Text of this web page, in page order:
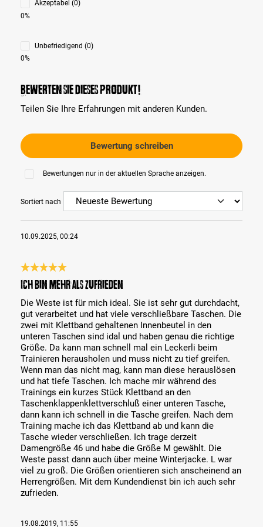
Akzeptabel (0)
0%
Unbefriedigend (0)
0%
Bewerten Sie dieses Produkt!
Teilen Sie Ihre Erfahrungen mit anderen Kunden.
Bewertung schreiben
Bewertungen nur in der aktuellen Sprache anzeigen.
Sortiert nach
10.09.2025, 00:24
Bewertung mit 5 von 5 Sternen
Ich bin mehr als zufrieden
Die Weste ist für mich ideal. Sie ist sehr gut durchdacht,
gut verarbeitet und hat viele verschließbare Taschen. Die
zwei mit Klettband gehaltenen Innenbeutel in den
unteren Taschen sind idal und haben genau die richtige
Größe. Da kann man schnell mal ein Leckerli beim
Trainieren herausholen und muss nicht zu tief greifen.
Wenn man das nicht mag, kann man diese herauslösen
und hat tiefe Taschen. Ich mache mir während des
Trainings ein kurzes Stück Klettband an den
Taschenklappenklettverschluß einer unteren Tasche,
dann kann ich schnell in die Tasche greifen. Nach dem
Training mache ich das Klettband ab und kann die
Tasche wieder verschließen. Ich trage derzeit
Damengröße 46 und habe die Größe M gewählt. Die
Weste passt dann auch über meine Winterjacke. L war
viel zu groß. Die Größen orientieren sich anscheinend an
Herrengrößen. Mit dem Kundendienst bin ich auch sehr
zufrieden.
19.08.2019, 11:55